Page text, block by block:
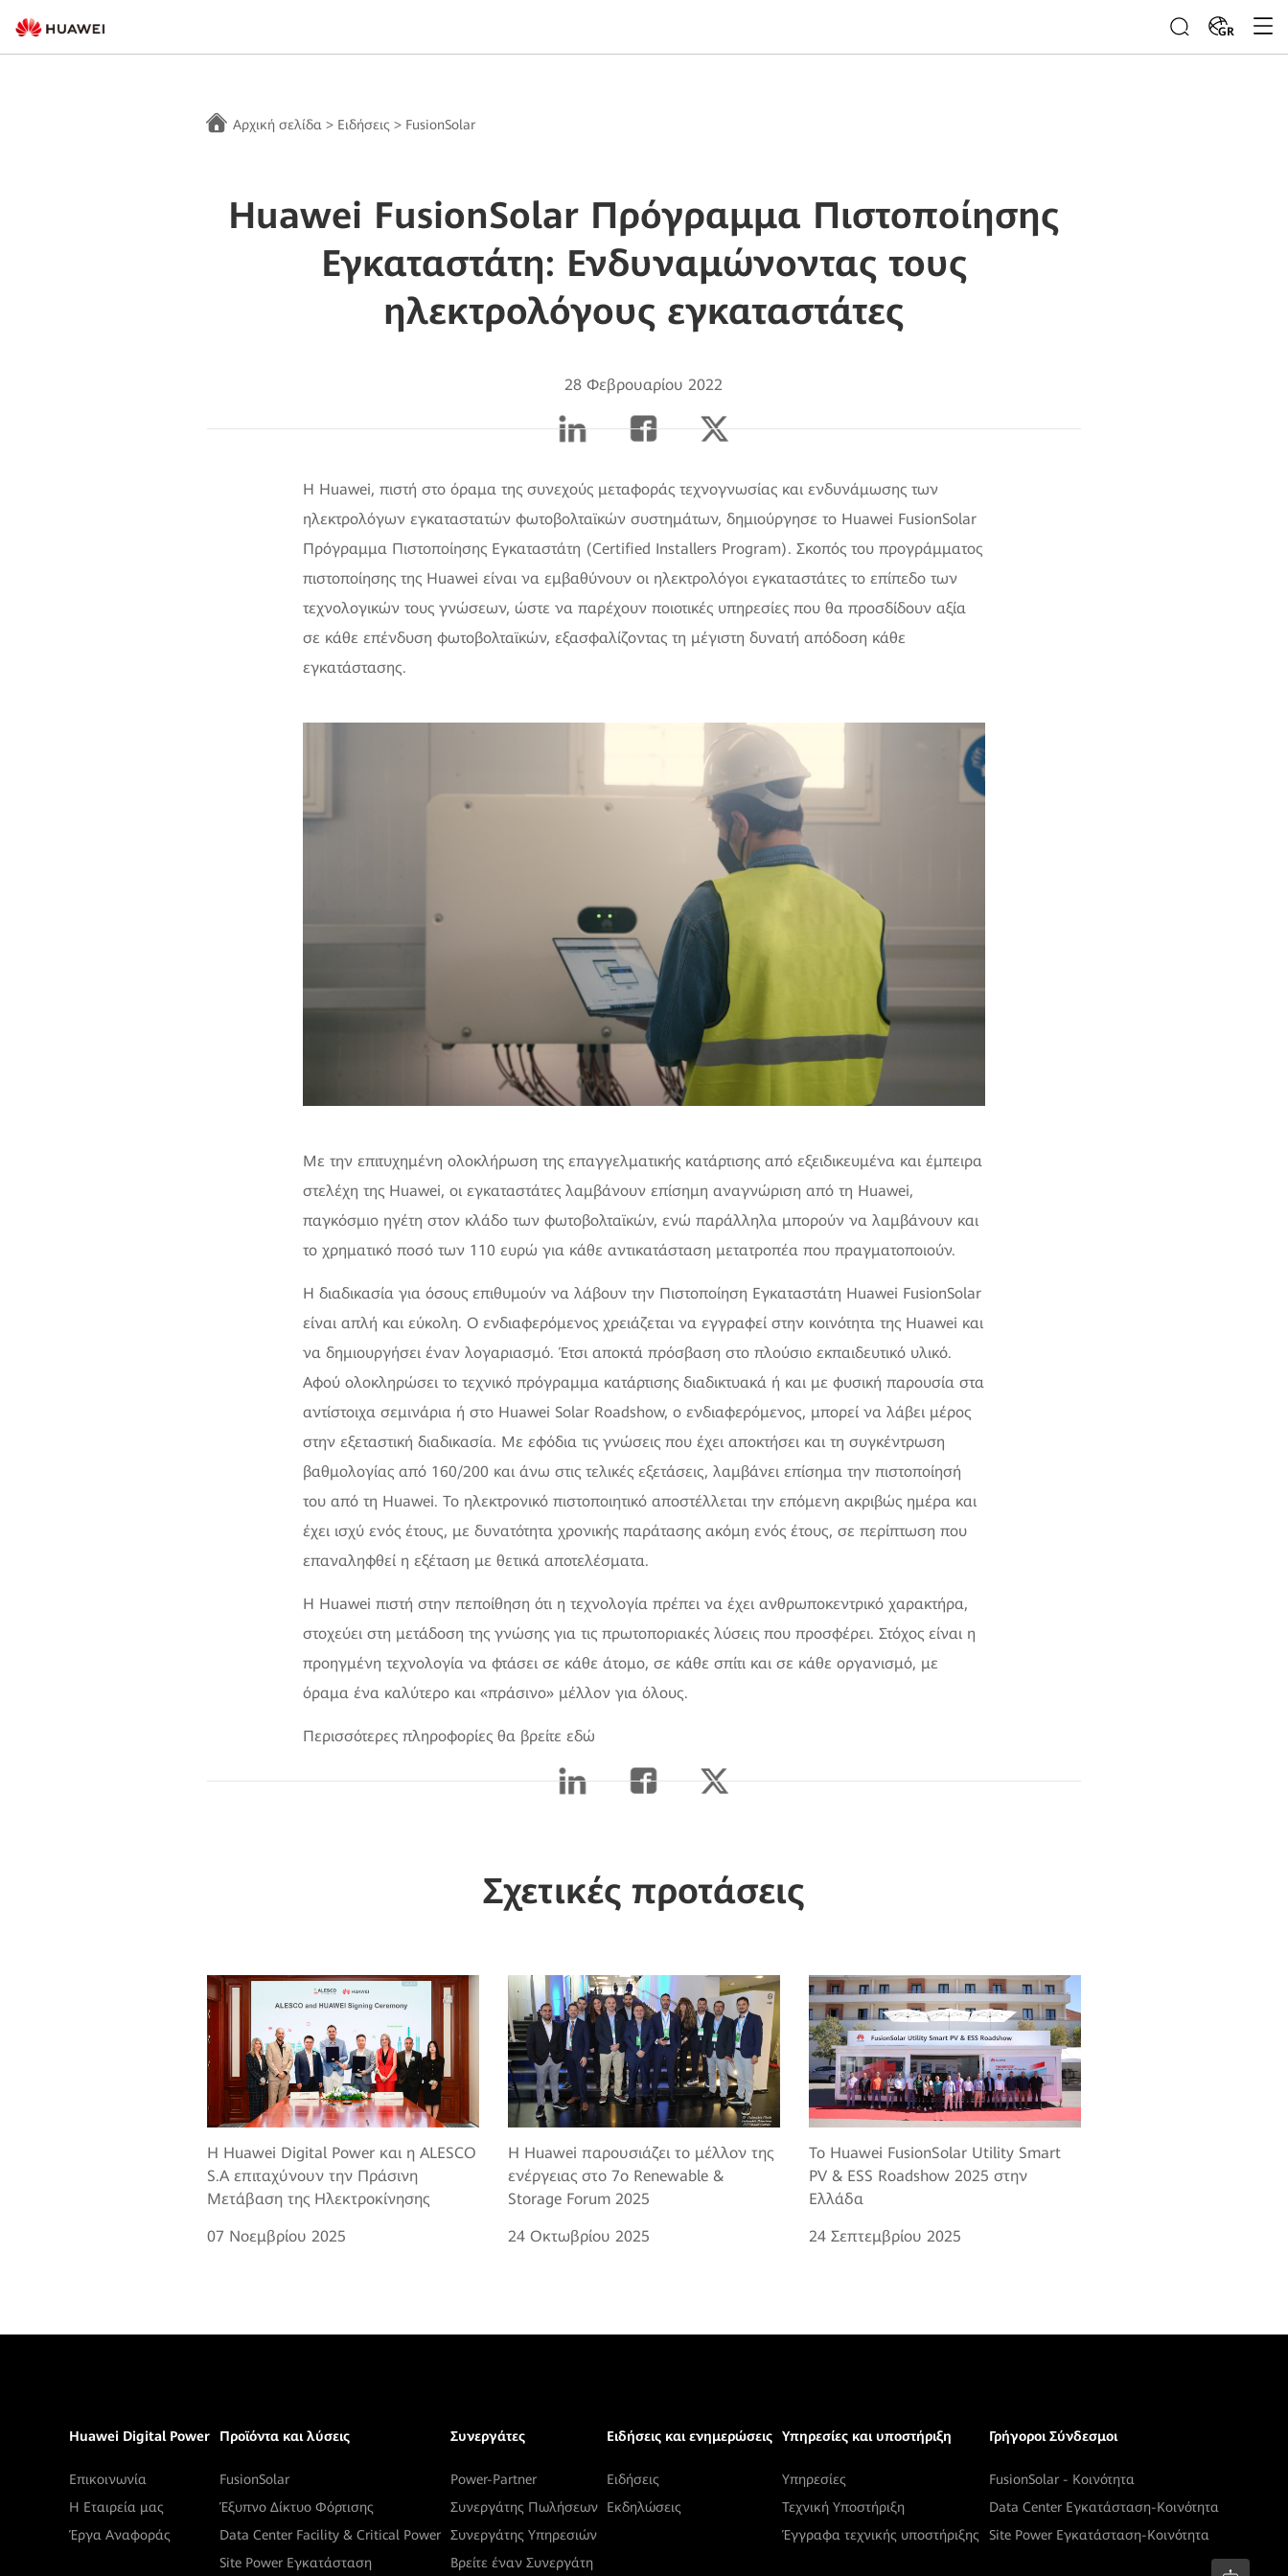
GR
Αρχική σελίδα > Ειδήσεις > FusionSolar
Huawei FusionSolar Πρόγραμμα Πιστοποίησης
Εγκαταστάτη: Ενδυναμώνοντας τους
ηλεκτρολόγους εγκαταστάτες
28 Φεβρουαρίου 2022
Η Huawei, πιστή στο όραμα της συνεχούς μεταφοράς τεχνογνωσίας και ενδυνάμωσης των
ηλεκτρολόγων εγκαταστατών φωτοβολταϊκών συστημάτων, δημιούργησε το Huawei FusionSolar
Πρόγραμμα Πιστοποίησης Εγκαταστάτη (Certified Installers Program). Σκοπός του προγράμματος
πιστοποίησης της Huawei είναι να εμβαθύνουν οι ηλεκτρολόγοι εγκαταστάτες το επίπεδο των
τεχνολογικών τους γνώσεων, ώστε να παρέχουν ποιοτικές υπηρεσίες που θα προσδίδουν αξία
σε κάθε επένδυση φωτοβολταϊκών, εξασφαλίζοντας τη μέγιστη δυνατή απόδοση κάθε
εγκατάστασης.
Με την επιτυχημένη ολοκλήρωση της επαγγελματικής κατάρτισης από εξειδικευμένα και έμπειρα
στελέχη της Huawei, οι εγκαταστάτες λαμβάνουν επίσημη αναγνώριση από τη Huawei,
παγκόσμιο ηγέτη στον κλάδο των φωτοβολταϊκών, ενώ παράλληλα μπορούν να λαμβάνουν και
το χρηματικό ποσό των 110 ευρώ για κάθε αντικατάσταση μετατροπέα που πραγματοποιούν.
Η διαδικασία για όσους επιθυμούν να λάβουν την Πιστοποίηση Εγκαταστάτη Huawei FusionSolar
είναι απλή και εύκολη. Ο ενδιαφερόμενος χρειάζεται να εγγραφεί στην κοινότητα της Huawei και
να δημιουργήσει έναν λογαριασμό. Έτσι αποκτά πρόσβαση στο πλούσιο εκπαιδευτικό υλικό.
Αφού ολοκληρώσει το τεχνικό πρόγραμμα κατάρτισης διαδικτυακά ή και με φυσική παρουσία στα
αντίστοιχα σεμινάρια ή στο Huawei Solar Roadshow, ο ενδιαφερόμενος, μπορεί να λάβει μέρος
στην εξεταστική διαδικασία. Με εφόδια τις γνώσεις που έχει αποκτήσει και τη συγκέντρωση
βαθμολογίας από 160/200 και άνω στις τελικές εξετάσεις, λαμβάνει επίσημα την πιστοποίησή
του από τη Huawei. Το ηλεκτρονικό πιστοποιητικό αποστέλλεται την επόμενη ακριβώς ημέρα και
έχει ισχύ ενός έτους, με δυνατότητα χρονικής παράτασης ακόμη ενός έτους, σε περίπτωση που
επαναληφθεί η εξέταση με θετικά αποτελέσματα.
Η Huawei πιστή στην πεποίθηση ότι η τεχνολογία πρέπει να έχει ανθρωποκεντρικό χαρακτήρα,
στοχεύει στη μετάδοση της γνώσης για τις πρωτοποριακές λύσεις που προσφέρει. Στόχος είναι η
προηγμένη τεχνολογία να φτάσει σε κάθε άτομο, σε κάθε σπίτι και σε κάθε οργανισμό, με
όραμα ένα καλύτερο και «πράσινο» μέλλον για όλους.
Περισσότερες πληροφορίες θα βρείτε εδώ
Σχετικές προτάσεις
Η Huawei Digital Power και η ALESCO
S.A επιταχύνουν την Πράσινη
Μετάβαση της Ηλεκτροκίνησης
07 Νοεμβρίου 2025
Η Huawei παρουσιάζει το μέλλον της
ενέργειας στο 7o Renewable &
Storage Forum 2025
24 Οκτωβρίου 2025
Το Huawei FusionSolar Utility Smart
PV & ESS Roadshow 2025 στην
Ελλάδα
24 Σεπτεμβρίου 2025
Huawei Digital Power
Επικοινωνία
Η Εταιρεία μας
Έργα Αναφοράς
Προϊόντα και λύσεις
FusionSolar
Έξυπνο Δίκτυο Φόρτισης
Data Center Facility & Critical Power
Site Power Εγκατάσταση
Συνεργάτες
Power-Partner
Συνεργάτης Πωλήσεων
Συνεργάτης Υπηρεσιών
Βρείτε έναν Συνεργάτη
Ειδήσεις και ενημερώσεις
Ειδήσεις
Εκδηλώσεις
Υπηρεσίες και υποστήριξη
Υπηρεσίες
Τεχνική Yποστήριξη
Έγγραφα τεχνικής υποστήριξης
Γρήγοροι Σύνδεσμοι
FusionSolar - Κοινότητα
Data Center Εγκατάσταση-Κοινότητα
Site Power Εγκατάσταση-Κοινότητα